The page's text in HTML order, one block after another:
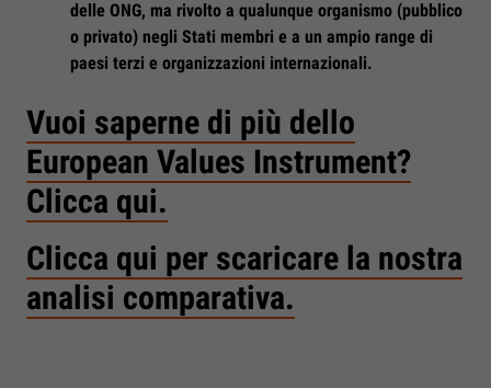
delle ONG, ma rivolto a qualunque organismo (pubblico
o privato) negli Stati membri e a un ampio range di
paesi terzi e organizzazioni internazionali.
Vuoi saperne di più dello
European Values Instrument?
Clicca qui.
Clicca qui per scaricare la nostra
analisi comparativa.